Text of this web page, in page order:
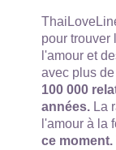
pour trouver
l'amour et
avec plus
100 000
années. La
l'amour à la
ce moment.